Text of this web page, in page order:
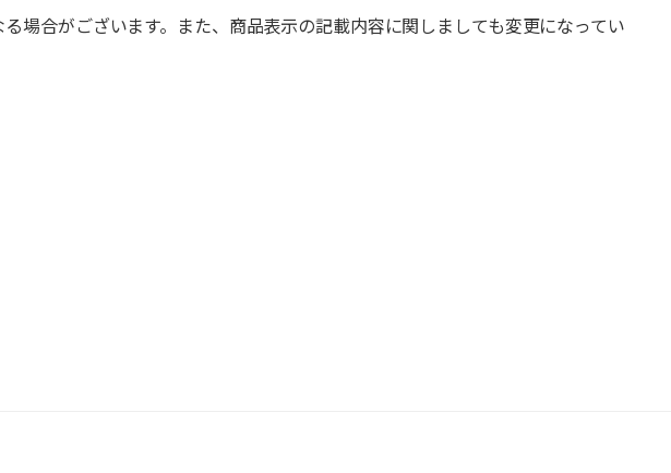
合がございます。また、商品表示の記載内容に関しましても変更になってい